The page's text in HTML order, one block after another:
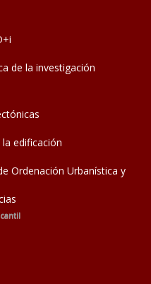
de la investigación
edificación
Ordenación Urbanística y